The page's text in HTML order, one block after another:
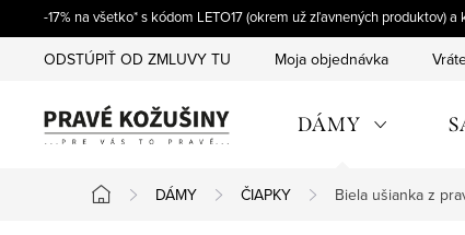
na
obsah
-17% na všetko* s kódom LETO17 (okrem už zľavnených produktov)
ODSTÚPIŤ OD ZMLUVY TU Moja objednávka
DÁMY
Domov
DÁMY ČIAPKY Biela ušianka z